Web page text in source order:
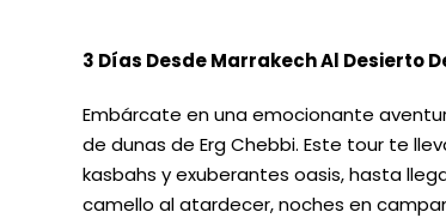
3 Días Desde Marrakech Al Desierto
Embárcate en una emocionante
de dunas de Erg Chebbi. Este tour te
kasbahs y exuberantes oasis, hasta
camello al atardecer, noches en